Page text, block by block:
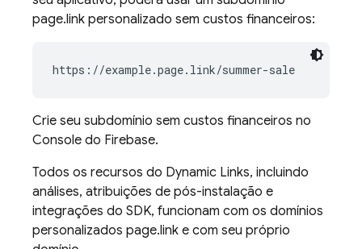
page.link personalizado sem custos financeiros:
https://example.page.link/summer-sale
Crie seu subdomínio sem custos financeiros no
Console do Firebase.
Todos os recursos do Dynamic Links, incluindo
análises, atribuições de pós-instalação e
integrações do SDK, funcionam com os domínios
personalizados page.link e com seu próprio